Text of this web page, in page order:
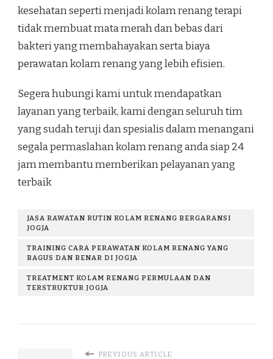
kesehatan seperti menjadi kolam renang terapi
tidak membuat mata merah dan bebas dari
bakteri yang membahayakan serta biaya
perawatan kolam renang yang lebih efisien.
Segera hubungi kami untuk mendapatkan
layanan yang terbaik, kami dengan seluruh tim
yang sudah teruji dan spesialis dalam menangani
segala permaslahan kolam renang anda siap 24
jam membantu memberikan pelayanan yang
terbaik
JASA RAWATAN RUTIN KOLAM RENANG BERGARANSI
JOGJA
TRAINING CARA PERAWATAN KOLAM RENANG YANG
BAGUS DAN BENAR DI JOGJA
TREATMENT KOLAM RENANG PERMULAAN DAN
TERSTRUKTUR JOGJA
PREVIOUS ARTICLE